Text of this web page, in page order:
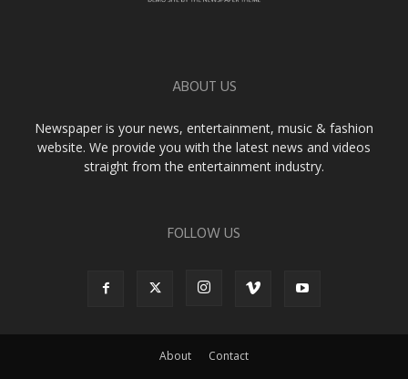
ABOUT US
Newspaper is your news, entertainment, music & fashion
website. We provide you with the latest news and videos
straight from the entertainment industry.
FOLLOW US
About Contact